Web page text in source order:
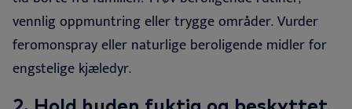
vennlig oppmuntring eller trygge områder. Vurder
feromonspray eller naturlige beroligende midler for
engstelige kjæledyr.